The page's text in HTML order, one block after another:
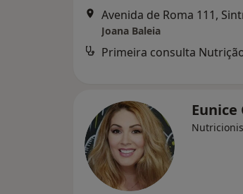
Avenida de Roma 111,
Joana Baleia
Primeira consulta
Eunice